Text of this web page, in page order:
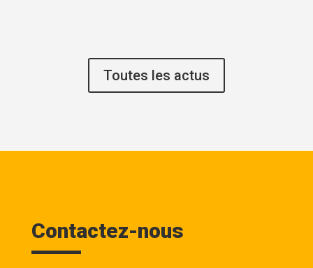
Toutes les actus
Contactez-nous